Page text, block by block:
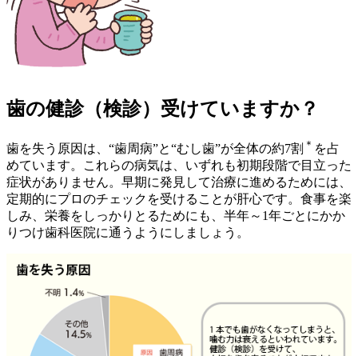
歯の健診（検診）受けていますか？
歯を失う原因は、“歯周病”と“むし歯”が全体の約7割 ＊ を占
めています。これらの病気は、いずれも初期段階で目立った
症状がありません。早期に発見して治療に進めるためには、
定期的にプロのチェックを受けることが肝心です。食事を楽
しみ、栄養をしっかりとるためにも、半年～1年ごとにかか
りつけ歯科医院に通うようにしましょう。